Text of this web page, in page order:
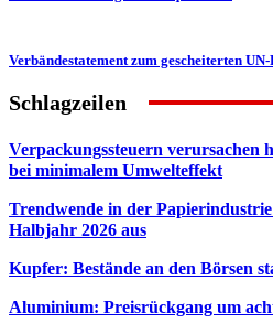
Verbändestatement zum gescheiterten
Schlagzeilen
Verpackungssteuern verursachen
bei minimalem Umwelteffekt
Trendwende in der
Halbjahr 2026 aus
Kupfer: Bestände an den Börsen
Aluminium: Preisrückgang um